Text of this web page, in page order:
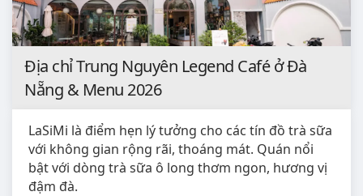
Địa chỉ Trung Nguyên Legend Café ở Đà
Nẵng & Menu 2026
LaSiMi là điểm hẹn lý tưởng cho các tín đồ trà sữa
với không gian rộng rãi, thoáng mát. Quán nổi
bật với dòng trà sữa ô long thơm ngon, hương vị
đậm đà.